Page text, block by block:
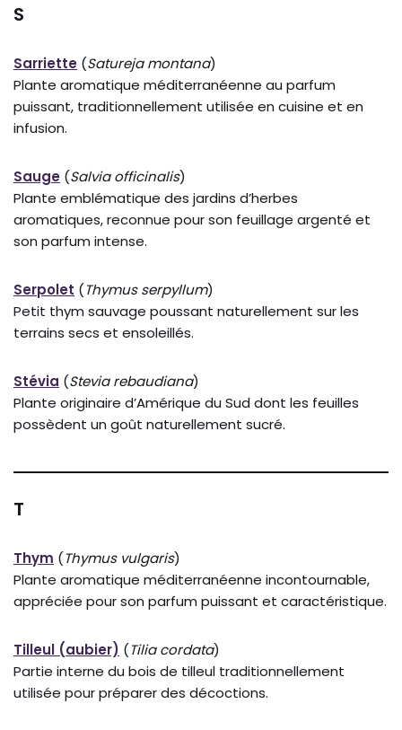
S
Sarriette (Satureja montana)
Plante aromatique méditerranéenne au parfum
puissant, traditionnellement utilisée en cuisine et en
infusion.
Sauge (Salvia officinalis)
Plante emblématique des jardins d’herbes
aromatiques, reconnue pour son feuillage argenté et
son parfum intense.
Serpolet (Thymus serpyllum)
Petit thym sauvage poussant naturellement sur les
terrains secs et ensoleillés.
Stévia (Stevia rebaudiana)
Plante originaire d’Amérique du Sud dont les feuilles
possèdent un goût naturellement sucré.
T
Thym (Thymus vulgaris)
Plante aromatique méditerranéenne incontournable,
appréciée pour son parfum puissant et caractéristique.
Tilleul (aubier) (Tilia cordata)
Partie interne du bois de tilleul traditionnellement
utilisée pour préparer des décoctions.